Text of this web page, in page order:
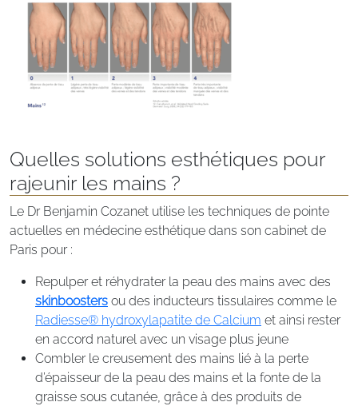
Quelles solutions esthétiques pour
rajeunir les mains ?
Le Dr Benjamin Cozanet utilise les techniques de pointe
actuelles en médecine esthétique dans son cabinet de
Paris pour :
Repulper et réhydrater la peau des mains avec des
skinboosters ou des inducteurs tissulaires comme le
Radiesse® hydroxylapatite de Calcium et ainsi rester
en accord naturel avec un visage plus jeune
Combler le creusement des mains lié à la perte
d’épaisseur de la peau des mains et la fonte de la
graisse sous cutanée, grâce à des produits de